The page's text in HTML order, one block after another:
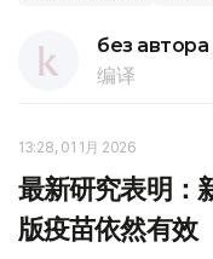
без автора
编译
13:28, 01 1月 2026
最新研究表明：
版疫苗依然有效